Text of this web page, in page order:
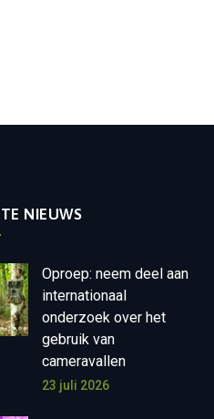
NIEUWS
Oproep: neem deel aan
internationaal
onderzoek over het
gebruik van
cameravallen
23 juli 2026